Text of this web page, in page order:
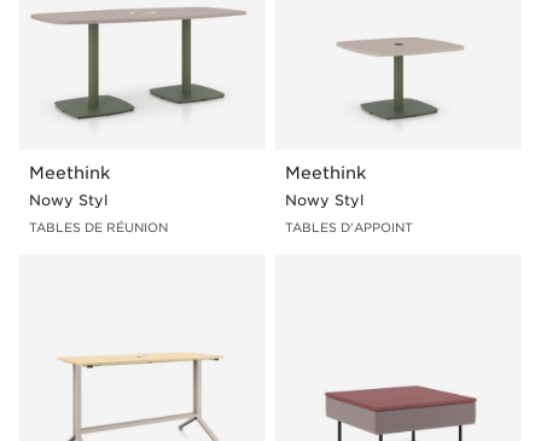
Meethink
Nowy Styl
TABLES DE RÉUNION
Meethink
Nowy Styl
TABLES D'APPOINT